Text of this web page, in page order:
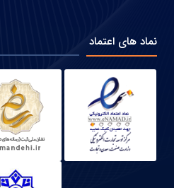
نماد های اعتماد